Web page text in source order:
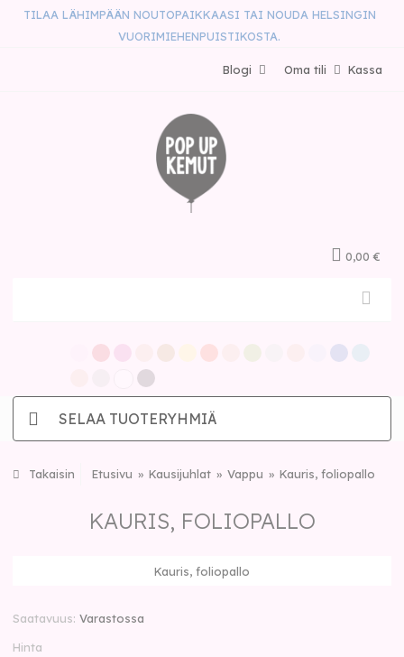
TILAA LÄHIMPÄÄN NOUTOPAIKKAASI TAI NOUDA HELSINGIN
VUORIMIEHENPUISTIKOSTA.
Kassa
Oma tili
Blogi
0,00 €
SELAA TUOTERYHMIÄ
Takaisin Etusivu Kausijuhlat Vappu Kauris, foliopallo
KAURIS, FOLIOPALLO
Kauris, foliopallo
Saatavuus Varastossa
Hinta